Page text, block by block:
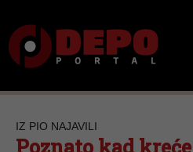
IZ PIO NAJAVILI